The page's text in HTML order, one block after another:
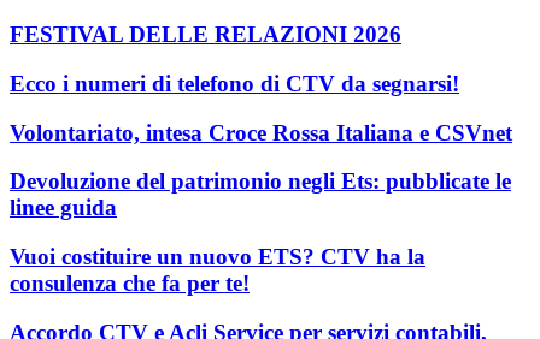
FESTIVAL DELLE RELAZIONI 2026
Ecco i numeri di telefono di CTV da segnarsi!
Volontariato, intesa Croce Rossa Italiana e CSVnet
Devoluzione del patrimonio negli Ets: pubblicate le
linee guida
Vuoi costituire un nuovo ETS? CTV ha la
consulenza che fa per te!
Accordo CTV e Acli Service per servizi contabili,